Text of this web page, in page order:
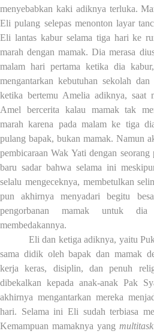
menyebabkan kaki adiknya terluka.
Eli pulang selepas menonton layar
Eli lantas kabur selama tiga hari ke
marah dengan mamak. Dia merasa
malam hari pertama ketika dia kabur,
mengantarkan kebutuhan sekolah
ketika bertemu Amelia adiknya, saat
Amel bercerita kalau mamak tak
marah karena pada malam ke tiga
pulang bapak, bukan mamak. Namun
pembicaraan Wak Yati dengan seorang
baru sadar bahwa selama ini
selalu mengeceknya, membetulkan
pun akhirnya menyadari begitu
pengorbanan mamak untuk
membedakannya.
Eli dan ketiga adiknya, yaitu
sama didik oleh bapak dan mamak
kerja keras, disiplin, dan penuh
dibekalkan kepada anak-anak Pak
akhirnya mengantarkan mereka
hari. Selama ini Eli sudah terbiasa
Kemampuan mamaknya yang